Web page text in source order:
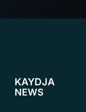
KAYDJA
NEWS